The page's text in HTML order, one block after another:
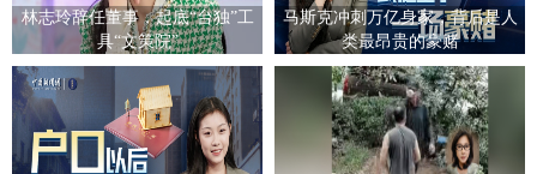
林志玲辞任董事，起底“台独”工
具“文策院”
马斯克冲刺万亿身家，背后是人
类最昂贵的豪赌